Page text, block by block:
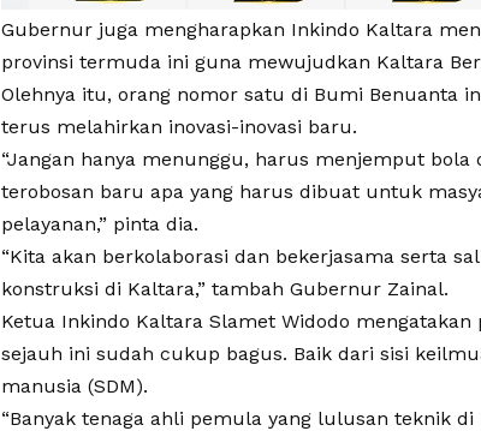
Gubernur juga mengharapkan Inkindo Kaltara
provinsi termuda ini guna mewujudkan Kaltara
Olehnya itu, orang nomor satu di Bumi Benuanta
terus melahirkan inovasi-inovasi baru.
“Jangan hanya menunggu, harus menjemput
terobosan baru apa yang harus dibuat untuk
pelayanan,” pinta dia.
“Kita akan berkolaborasi dan bekerjasama serta
konstruksi di Kaltara,” tambah Gubernur Zainal.
Ketua Inkindo Kaltara Slamet Widodo
sejauh ini sudah cukup bagus. Baik dari sisi
manusia (SDM).
“Banyak tenaga ahli pemula yang lulusan teknik